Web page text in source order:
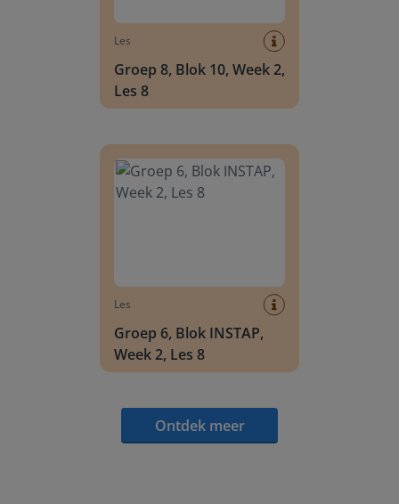
Les
Groep 8, Blok 10, Week 2,
Les 8
Les
Groep 6, Blok INSTAP,
Week 2, Les 8
Ontdek meer